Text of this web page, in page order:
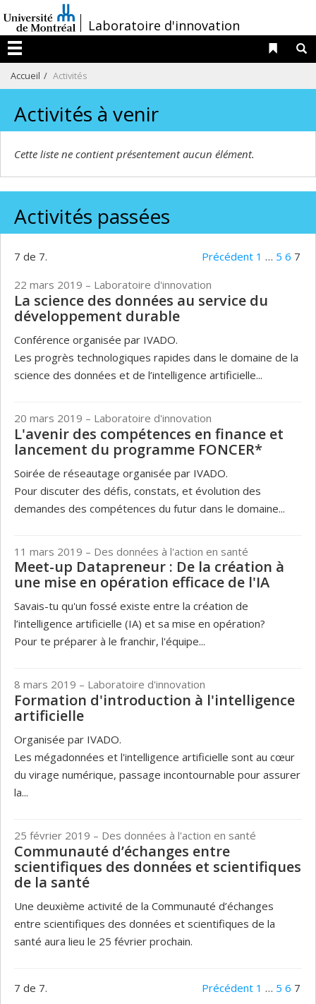
au
contenu
/Laboratoire d'innovation
Menu
Liens
Accueil Activités
Activités à venir
Cette liste ne contient présentement aucun élément.
Activités passées
7 de 7. Précédent 1 … 5 6 7
22 mars 2019 – Laboratoire d'innovation
La science des données au service du
développement durable
Conférence organisée par IVADO.
Les progrès technologiques rapides dans le domaine de la
science des données et de l’intelligence artificielle...
20 mars 2019 – Laboratoire d'innovation
L'avenir des compétences en finance et
lancement du programme FONCER*
Soirée de réseautage organisée par IVADO.
Pour discuter des défis, constats, et évolution des
demandes des compétences du futur dans le domaine...
11 mars 2019 – Des données à l'action en santé
Meet-up Datapreneur : De la création à
une mise en opération efficace de l'IA
Savais-tu qu'un fossé existe entre la création de
l’intelligence artificielle (IA) et sa mise en opération?
Pour te préparer à le franchir, l'équipe...
8 mars 2019 – Laboratoire d'innovation
Formation d'introduction à l'intelligence
artificielle
Organisée par IVADO.
Les mégadonnées et l'intelligence artificielle sont au cœur
du virage numérique, passage incontournable pour assurer
la...
25 février 2019 – Des données à l'action en santé
Communauté d’échanges entre
scientifiques des données et scientifiques
de la santé
Une deuxième activité de la Communauté d’échanges
entre scientifiques des données et scientifiques de la
santé aura lieu le 25 février prochain.
7 de 7. Précédent 1 … 5 6 7